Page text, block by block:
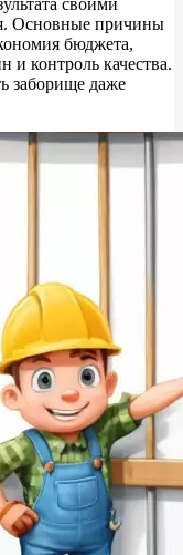
Основные причины
бюджета,
и контроль качества.
заборище даже